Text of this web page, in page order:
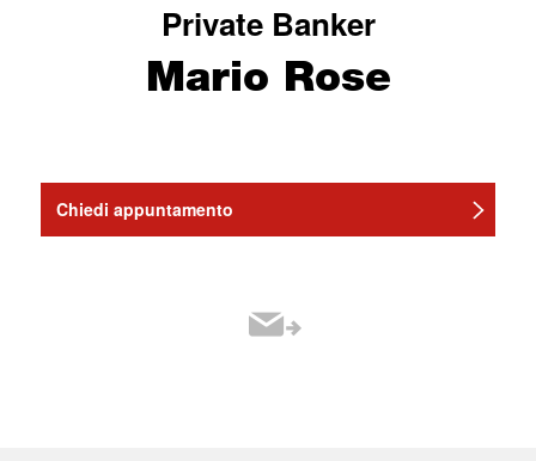
Private Banker
Mario Rose
Chiedi appuntamento